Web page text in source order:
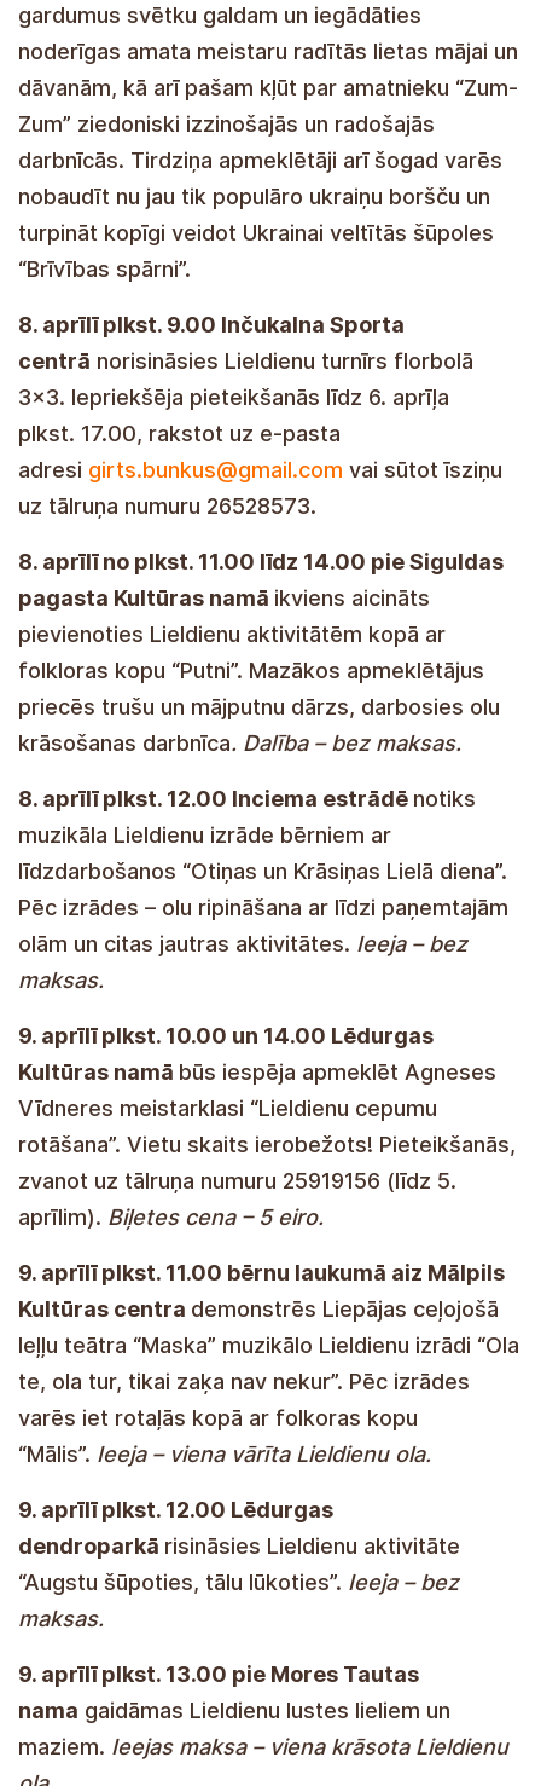
gardumus svētku galdam un iegādāties
noderīgas amata meistaru radītās lietas mājai un
dāvanām, kā arī pašam kļūt par amatnieku “Zum-
Zum” ziedoniski izzinošajās un radošajās
darbnīcās. Tirdziņa apmeklētāji arī šogad varēs
nobaudīt nu jau tik populāro ukraiņu boršču un
turpināt kopīgi veidot Ukrainai veltītās šūpoles
“Brīvības spārni”.
8. aprīlī plkst. 9.00 Inčukalna Sporta
centrā norisināsies Lieldienu turnīrs florbolā
3×3. Iepriekšēja pieteikšanās līdz 6. aprīļa
plkst. 17.00, rakstot uz e-pasta
adresi girts.bunkus@gmail.com vai sūtot īsziņu
uz tālruņa numuru 26528573.
8. aprīlī no plkst. 11.00 līdz 14.00 pie Siguldas
pagasta Kultūras namā ikviens aicināts
pievienoties Lieldienu aktivitātēm kopā ar
folkloras kopu “Putni”. Mazākos apmeklētājus
priecēs trušu un mājputnu dārzs, darbosies olu
krāsošanas darbnīca. Dalība – bez maksas.
8. aprīlī plkst. 12.00 Inciema estrādē notiks
muzikāla Lieldienu izrāde bērniem ar
līdzdarbošanos “Otiņas un Krāsiņas Lielā diena”.
Pēc izrādes – olu ripināšana ar līdzi paņemtajām
olām un citas jautras aktivitātes. Ieeja – bez
maksas.
9. aprīlī plkst. 10.00 un 14.00 Lēdurgas
Kultūras namā būs iespēja apmeklēt Agneses
Vīdneres meistarklasi “Lieldienu cepumu
rotāšana”. Vietu skaits ierobežots! Pieteikšanās,
zvanot uz tālruņa numuru 25919156 (līdz 5.
aprīlim). Biļetes cena – 5 eiro.
9. aprīlī plkst. 11.00 bērnu laukumā aiz Mālpils
Kultūras centra demonstrēs Liepājas ceļojošā
leļļu teātra “Maska” muzikālo Lieldienu izrādi “Ola
te, ola tur, tikai zaķa nav nekur”. Pēc izrādes
varēs iet rotaļās kopā ar folkoras kopu
“Mālis”. Ieeja – viena vārīta Lieldienu ola.
9. aprīlī plkst. 12.00 Lēdurgas
dendroparkā risināsies Lieldienu aktivitāte
“Augstu šūpoties, tālu lūkoties”. Ieeja – bez
maksas.
9. aprīlī plkst. 13.00 pie Mores Tautas
nama gaidāmas Lieldienu lustes lieliem un
maziem. Ieejas maksa – viena krāsota Lieldienu